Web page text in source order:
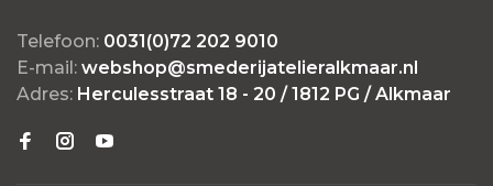
Telefoon: 0031(0)72 202 9010
E-mail: webshop@smederijatelieralkmaar.nl
Adres: Herculesstraat 18 - 20 / 1812 PG / Alkmaar